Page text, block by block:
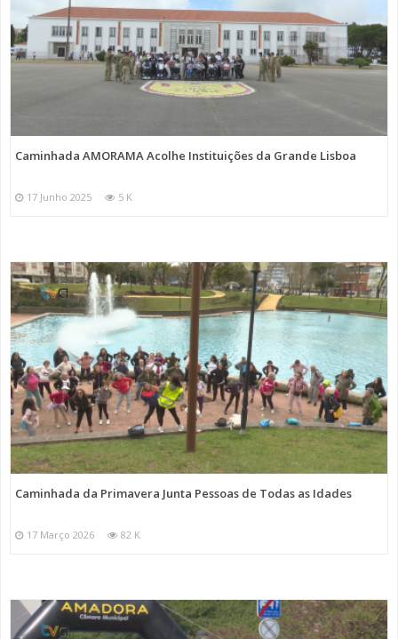
Caminhada AMORAMA Acolhe Instituições da Grande Lisboa
17 Junho 2025 5 K
Caminhada da Primavera Junta Pessoas de Todas as Idades
17 Março 2026 82 K